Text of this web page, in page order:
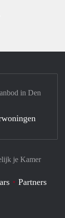
je Kamer
Partners
in Den